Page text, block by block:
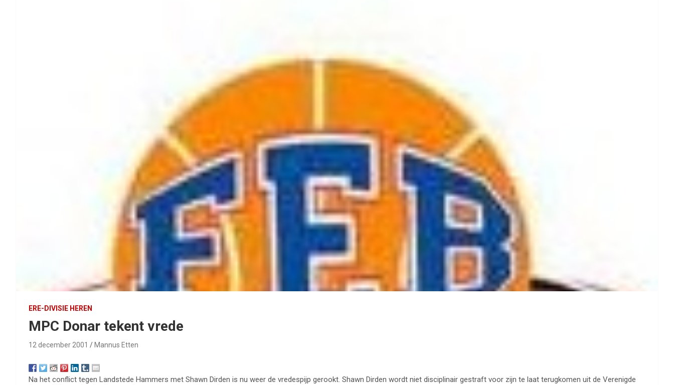
ERE-DIVISIE HEREN
MPC Donar tekent vrede
12 december 2001 Mannus Etten
Na het conflict tegen Landstede Hammers met Shawn Dirden is nu weer de vredespijp gerookt. Shawn Dirden wordt niet disciplinair gestraft voor zijn te laat terugkomen uit de Verenigde